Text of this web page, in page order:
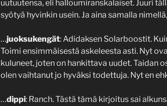
uutuutensa, eli halloumiranskalaiset. Juuri
syötyä hyvinkin usein. Ja aina samalla
…juoksukengät: Adidaksen Solarboostit.
Toimi ensimmäisestä askeleesta asti. Nyt
kuluneet, joten on hankittava uudet. Taidan
olen vaihtanut jo hyväksi todettuja. Nyt en
…dippi: Ranch. Tästä tämä kirjoitus sai